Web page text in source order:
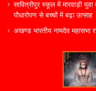
सावित्रीपुर स्कूल में मारवाड़ी
पौधारोपण से बच्चों में बढ़ा उत्साह
अखण्ड भारतीय नामदेव महासभा